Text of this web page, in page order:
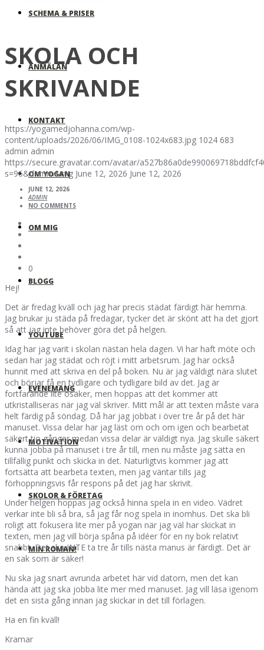
SCHEMA & PRISER
ANMÄLAN
KONTAKT
OM YOGAN
OM MIG
BLOGG
YOUTUBE
EVENEMANG
MOTIVATION
SKOLOR & FÖRETAG
MIN ROMAN!
SKOLA OCH
SKRIVANDE
https://yogamedjohanna.com/wp-
content/uploads/2026/06/IMG_0108-1024x683.jpg 1024 683
admin admin
https://secure.gravatar.com/avatar/
s=96&d=mm&r=g June 12, 2026 June 12, 2026
JUNE 12, 2026
ADMIN
NO COMMENTS
0
Hej!
Det är fredag kväll och jag har precis städat färdigt här hemma.
Jag brukar ju städa på fredagar, tycker det är skönt att ha det gjort
så att jag inte behöver göra det på helgen.
Idag har jag varit i skolan nästan hela dagen. Vi har haft möte och
sedan har jag städat och röjt i mitt arbetsrum. Jag har också
hunnit med att skriva en del på boken. Nu är jag väldigt nära slutet
och börjar få en tydligare och tydligare bild av det. Jag är
fortfarande lite osäker, men hoppas att det kommer att
utkristalliseras när jag väl skriver. Mitt mål är att texten måste vara
helt färdig på söndag. Då har jag jobbat i över tre år på det här
manuset. Vissa delar har jag läst om och om igen och bearbetat
säkert tio gånger medan vissa delar är väldigt nya. Jag skulle säkert
kunna jobba på manuset i tre år till, men nu måste jag sätta en
tillfällig punkt och skicka in det. Naturligtvis kommer jag att
fortsätta att bearbeta texten, men jag väntar tills jag
förhoppningsvis får respons på det jag har skrivit.
Under helgen hoppas jag också hinna spela in en video. Vädret
verkar inte bli så bra, så jag får nog spela in inomhus. Det ska bli
roligt att fokusera lite mer på yogan när jag väl har skickat in
texten, men jag vill börja spåna på idéer för en ny bok relativt
snabbt. Det ska INTE ta tre år tills nästa manus är färdigt. Det är
en sak som är säker!
Nu ska jag snart avrunda arbetet här vid datorn, men det kan
hända att jag ska jobba lite mer med manuset. Jag vill läsa igenom
det en sista gång innan jag skickar in det till förlagen.
Ha en fin kväll!
Kramar